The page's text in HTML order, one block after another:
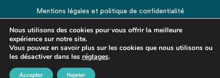
Mentions légales et politique de confidentialité
Nous utilisons des cookies pour vous offrir la meilleure
expérience sur notre site.
Vous pouvez en savoir plus sur les cookies que nous utilisons ou
les désactiver dans les réglages.
Accepter Rejeter